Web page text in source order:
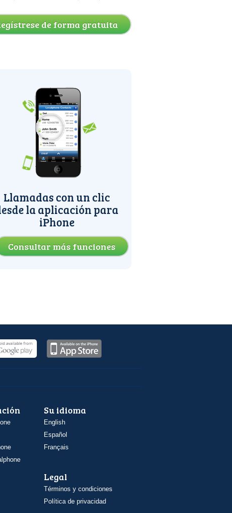
de forma gratuita
Llamadas con un clic
la aplicación para
iPhone
Consultar más funciones
Su idioma
English
Español
Français
Legal
Términos y condiciones
Política de privacidad